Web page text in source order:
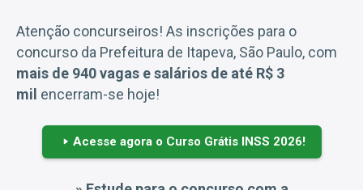
Atenção concurseiros! As inscrições para o
concurso da Prefeitura de Itapeva, São Paulo, com
mais de 940 vagas e salários de até R$ 3
mil encerram-se hoje!
Acesse agora o Curso Grátis INSS 2026!